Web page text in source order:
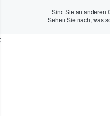
Sind Sie an anderen
Sehen Sie nach, was
;